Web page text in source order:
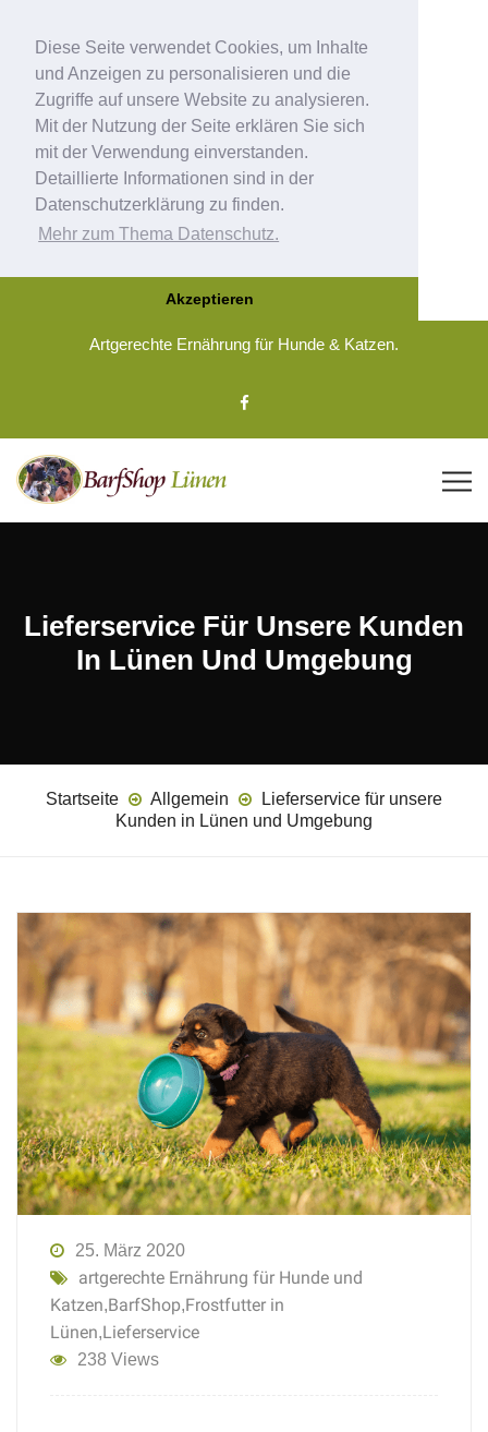
Diese Seite verwendet Cookies, um Inhalte
und Anzeigen zu personalisieren und die
Zugriffe auf unsere Website zu analysieren.
Mit der Nutzung der Seite erklären Sie sich
mit der Verwendung einverstanden.
Detaillierte Informationen sind in der
Datenschutzerklärung zu finden.
Mehr zum Thema Datenschutz.
Akzeptieren
Artgerechte Ernährung für Hunde & Katzen.
Lieferservice Für Unsere Kunden
In Lünen Und Umgebung
Startseite Allgemein
Lieferservice für unsere
Kunden in Lünen und Umgebung
25. März 2020
artgerechte Ernährung für Hunde und
Katzen,BarfShop,Frostfutter in
Lünen,Lieferservice
238 Views